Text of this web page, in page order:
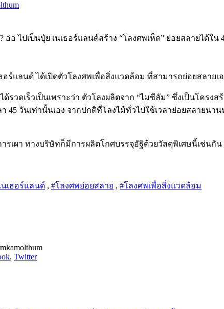
ร์แลนด์ ได้เปิดตัวโลงศพเพื่อสิ่งแวดล้อม ที่สามารถย่อยสลายเ
ด้รวดเร็วเป็นเพราะว่า ตัวโลงผลิตจาก “ไมซีลัม” ซึ่งเป็นโค
า 45 วันเท่านั้นเอง จากปกติที่โลงไม้ทั่วไปใช้เวลาย่อยสลาย
เผา ทางบริษัทก็มีการผลิตโกศบรรจุอัฐิด้วยวัสดุพิเศษนี้เช่นกั
นเธอร์แลนด์ , #โลงศพย่อยสลาย , #โลงศพเพื่อสิ่งแวดล้อม
, Twitter